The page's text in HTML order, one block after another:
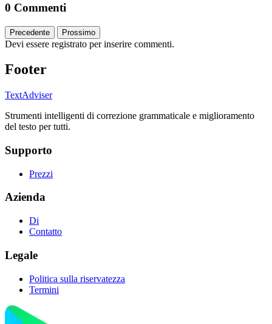
0 Commenti
Precedente Prossimo
Devi essere registrato per inserire commenti.
Footer
TextAdviser
Strumenti intelligenti di correzione grammaticale e miglioramento
del testo per tutti.
Supporto
Prezzi
Azienda
Di
Contatto
Legale
Politica sulla riservatezza
Termini